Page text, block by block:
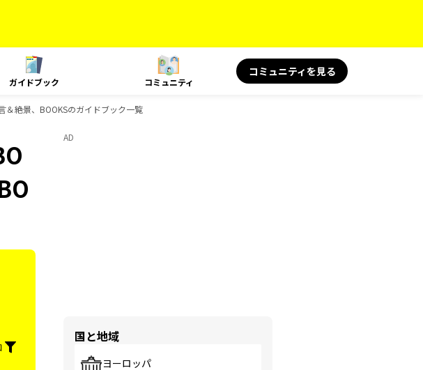
ガイドブック コミュニティ
コミュニティを見る
＆絶景、BOOKSのガイドブック一覧
AD
国と地域
ヨーロッパ